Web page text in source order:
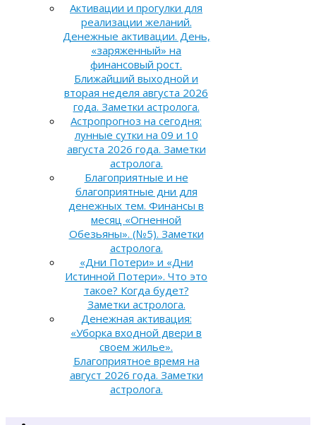
Активации и прогулки для
реализации желаний.
Денежные активации. День,
«заряженный» на
финансовый рост.
Ближайший выходной и
вторая неделя августа 2026
года. Заметки астролога.
Астропрогноз на сегодня:
лунные сутки на 09 и 10
августа 2026 года. Заметки
астролога.
Благоприятные и не
благоприятные дни для
денежных тем. Финансы в
месяц «Огненной
Обезьяны». (№5). Заметки
астролога.
«Дни Потери» и «Дни
Истинной Потери». Что это
такое? Когда будет?
Заметки астролога.
Денежная активация:
«Уборка входной двери в
своем жилье».
Благоприятное время на
август 2026 года. Заметки
астролога.